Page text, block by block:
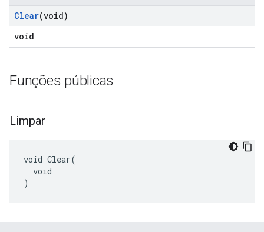
Clear(void)
void
Funções públicas
Limpar
void Clear(
  void
)